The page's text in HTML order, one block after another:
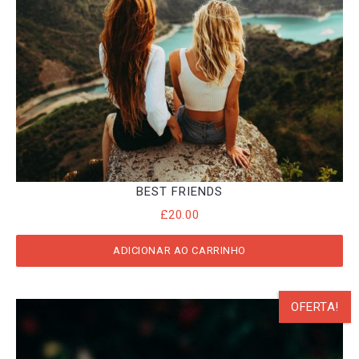
BEST FRIENDS
£20.00
ADICIONAR AO CARRINHO
OFERTA!